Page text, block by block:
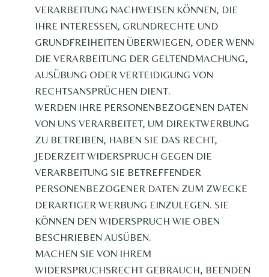
VERARBEITUNG NACHWEISEN KÖNNEN, DIE
IHRE INTERESSEN, GRUNDRECHTE UND
GRUNDFREIHEITEN ÜBERWIEGEN, ODER WENN
DIE VERARBEITUNG DER GELTENDMACHUNG,
AUSÜBUNG ODER VERTEIDIGUNG VON
RECHTSANSPRÜCHEN DIENT.
WERDEN IHRE PERSONENBEZOGENEN DATEN
VON UNS VERARBEITET, UM DIREKTWERBUNG
ZU BETREIBEN, HABEN SIE DAS RECHT,
JEDERZEIT WIDERSPRUCH GEGEN DIE
VERARBEITUNG SIE BETREFFENDER
PERSONENBEZOGENER DATEN ZUM ZWECKE
DERARTIGER WERBUNG EINZULEGEN. SIE
KÖNNEN DEN WIDERSPRUCH WIE OBEN
BESCHRIEBEN AUSÜBEN.
MACHEN SIE VON IHREM
WIDERSPRUCHSRECHT GEBRAUCH, BEENDEN